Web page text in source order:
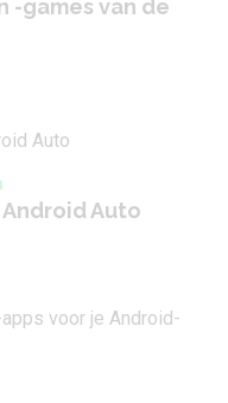
-games van de
Auto